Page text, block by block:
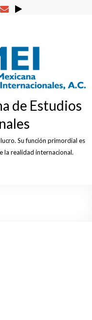
de Estudios
Su función primordial es
la realidad internacional.